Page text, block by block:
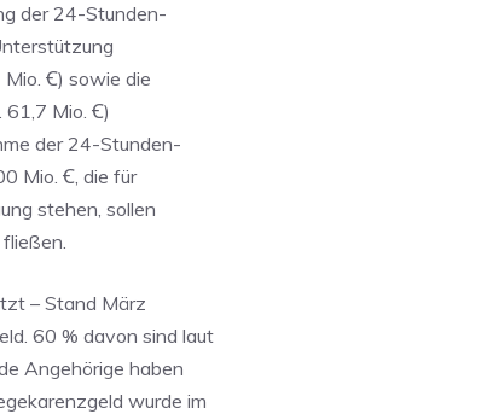
der 24-Stunden-
Ꞓ) sowie die
Mio. Ꞓ)
der 24-Stunden-
Mio. Ꞓ, die für
stehen, sollen
– Stand März
60 % davon sind laut
Angehörige haben
wurde im